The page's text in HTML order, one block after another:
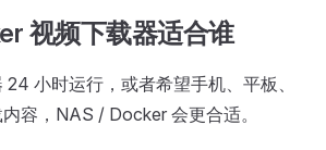
视频下载器适合谁
小时运行，或者希望手机、平板、
容，NAS / Docker 会更合适。